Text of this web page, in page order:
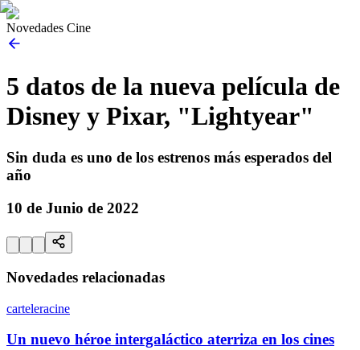
Novedades Cine
5 datos de la nueva película de
Disney y Pixar, "Lightyear"
Sin duda es uno de los estrenos más esperados del
año
10 de Junio de 2022
Novedades relacionadas
carteleracine
Un nuevo héroe intergaláctico aterriza en los cines